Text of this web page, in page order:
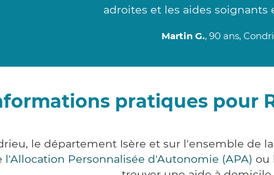
adroites et les aides soignants
Martin G., 90 ans,
pratiques pour
le département Isère et sur l'ensemble de
l'Allocation Personnalisée d'Autonomie (APA) ou